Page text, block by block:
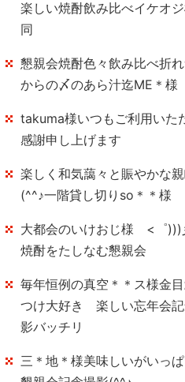
楽しい焼酎飲み比べイケオ
同
懇親会焼酎色々飲み比べ折
からの〆のあら汁迄ME＊様
takuma様いつもご利用いた
感謝申し上げます
楽しく和気藹々と賑やかな
(^^♪一階貸し切りso＊＊様
大都会のいけおじ様 <゜)))
焼酎をたしなむ懇親会
毎年恒例の真空＊＊ス様金
つけ大好き 楽しい忘年会
影バッチリ
三＊地＊様美味しいがいっ